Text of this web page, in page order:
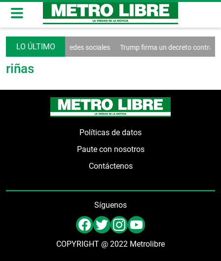
el control de las redes sociales Trump firma un decreto contra
riñas
Políticas de datos
Paute con nosotros
Contáctenos
Síguenos
COPYRIGHT @ 2022 Metrolibre